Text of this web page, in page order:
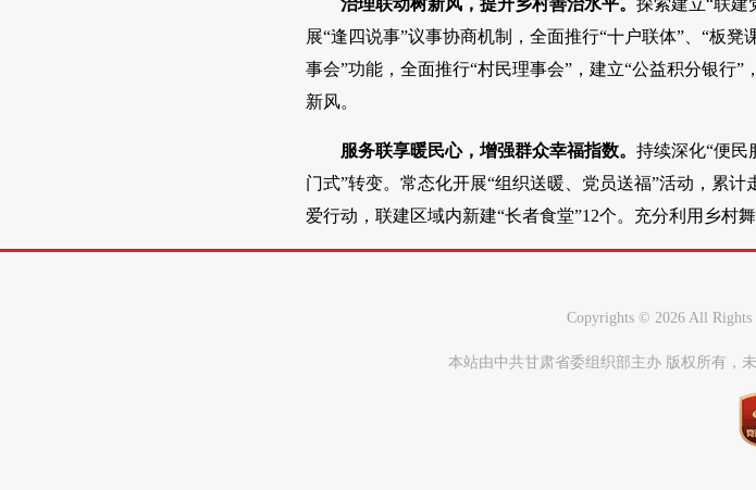
治理联动树新风，提升乡村善治水平。 探索建立“联建
展“逢四说事”议事协商机制，全面推行“十户联体”、“板
事会”功能，全面推行“村民理事会”，建立“公益积分银行
新风。
服务联享暖民心，增强群众幸福指数。 持续深化“便民
门式”转变。常态化开展“组织送暖、党员送福”活动，累
爱行动，联建区域内新建“长者食堂”12个。充分利用乡村
Copyrights © 2026 All Rights
本站由中共甘肃省委组织部主办 版权所有，